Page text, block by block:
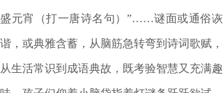
盛元宵（打一唐诗名句）”……谜面或通俗诙
谐，或典雅含蓄，从脑筋急转弯到诗词歌赋，
从生活常识到成语典故，既考验智慧又充满趣